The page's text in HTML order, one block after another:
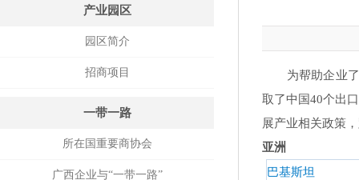
产业园区
园区简介
招商项目
一带一路
所在国重要商协会
广西企业与“一带一路”
为帮助企业了
取了中国40个出
展产业相关政策
亚洲
巴基斯坦